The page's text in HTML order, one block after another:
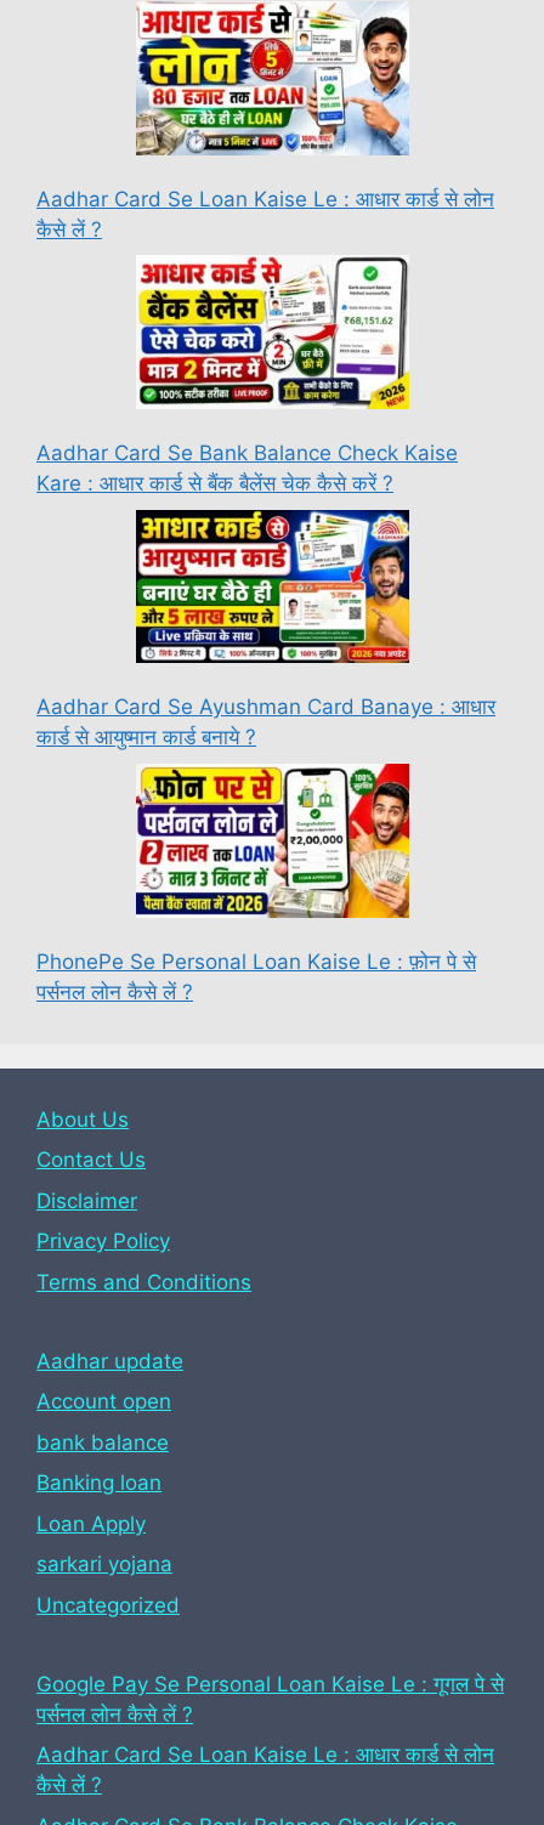
Aadhar Card Se Loan Kaise Le : आधार कार्ड से लोन
कैसे लें ?
Aadhar Card Se Bank Balance Check Kaise
Kare : आधार कार्ड से बैंक बैलेंस चेक कैसे करें ?
Aadhar Card Se Ayushman Card Banaye : आधार
कार्ड से आयुष्मान कार्ड बनाये ?
PhonePe Se Personal Loan Kaise Le : फ़ोन पे से
पर्सनल लोन कैसे लें ?
About Us
Contact Us
Disclaimer
Privacy Policy
Terms and Conditions
Aadhar update
Account open
bank balance
Banking loan
Loan Apply
sarkari yojana
Uncategorized
Google Pay Se Personal Loan Kaise Le : गूगल पे से
पर्सनल लोन कैसे लें ?
Aadhar Card Se Loan Kaise Le : आधार कार्ड से लोन
कैसे लें ?